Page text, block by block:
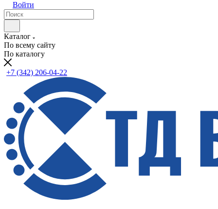
Войти
Каталог
По всему сайту
По каталогу
+7 (342) 206-04-22